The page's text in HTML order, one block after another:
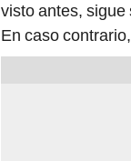
visto antes,
En caso